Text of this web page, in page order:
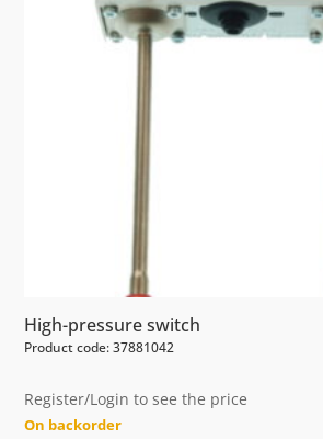
High-pressure switch
Product code: 37881042
Register/Login to see the price
On backorder